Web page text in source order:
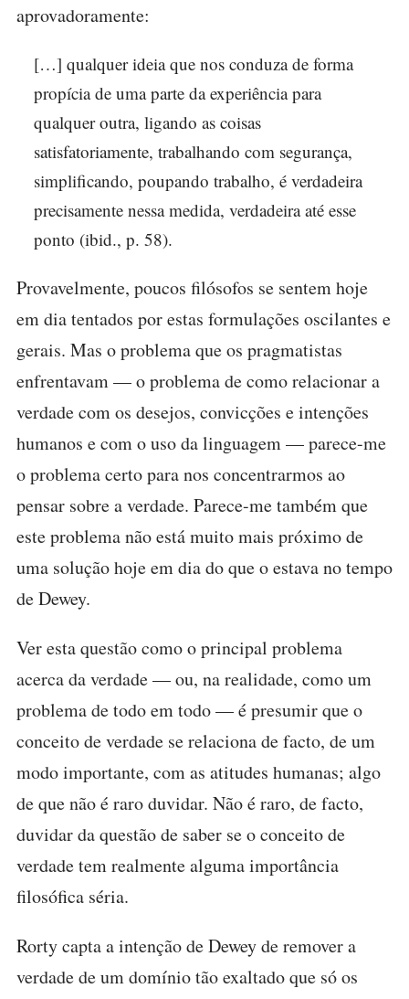
aprovadoramente:
[…] qualquer ideia que nos conduza de forma
propícia de uma parte da experiência para
qualquer outra, ligando as coisas
satisfatoriamente, trabalhando com segurança,
simplificando, poupando trabalho, é verdadeira
precisamente nessa medida, verdadeira até esse
ponto (ibid., p. 58).
Provavelmente, poucos filósofos se sentem hoje
em dia tentados por estas formulações oscilantes e
gerais. Mas o problema que os pragmatistas
enfrentavam — o problema de como relacionar a
verdade com os desejos, convicções e intenções
humanos e com o uso da linguagem — parece-me
o problema certo para nos concentrarmos ao
pensar sobre a verdade. Parece-me também que
este problema não está muito mais próximo de
uma solução hoje em dia do que o estava no tempo
de Dewey.
Ver esta questão como o principal problema
acerca da verdade — ou, na realidade, como um
problema de todo em todo — é presumir que o
conceito de verdade se relaciona de facto, de um
modo importante, com as atitudes humanas; algo
de que não é raro duvidar. Não é raro, de facto,
duvidar da questão de saber se o conceito de
verdade tem realmente alguma importância
filosófica séria.
Rorty capta a intenção de Dewey de remover a
verdade de um domínio tão exaltado que só os